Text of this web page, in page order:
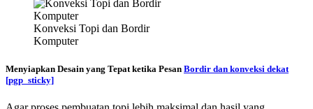
Konveksi Topi dan Bordir
Komputer
Menyiapkan Desain yang Tepat ketika Pesan Bordir dan konveksi dekat
[pgp_sticky]